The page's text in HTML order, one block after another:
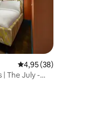
: 4,66 sur 5
Évaluation moyenne
4,95 (38)
The July -